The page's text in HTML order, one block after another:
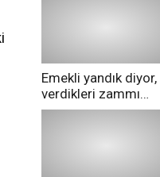
Emekli yandık diyor,
verdikleri zammı
pazarda geri aldılar!